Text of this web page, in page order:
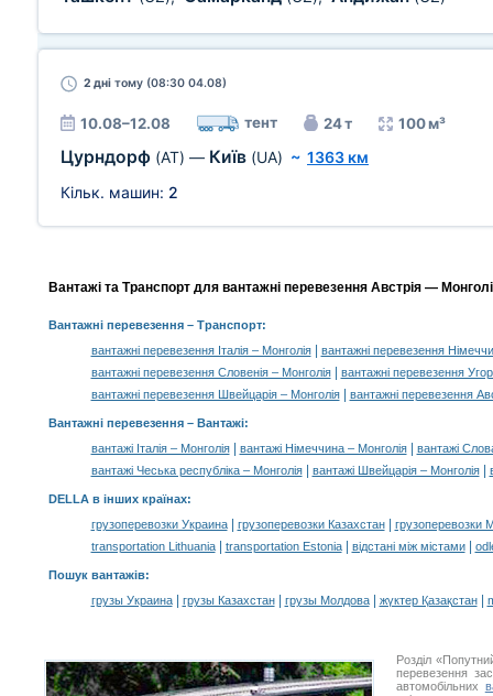
2 дні тому (08:30 04.08)
10.08–12.08 тент 24 т 100 м³
Цурндорф (AT) — Київ (UA) ~ 1363 км
Кільк. машин: 2
Вантажі та Транспорт для вантажні перевезення Австрія —
Вантажні перевезення– Транспорт:
вантажні перевезення Італія – Монголія|
вантажні перевезення
вантажні перевезення Словенія – Монголія|
вантажні перевезення
вантажні перевезення Швейцарія – Монголія| вантажні перевезення
Вантажні перевезення – Вантажі:
вантажі Італія – Монголія| вантажі Німеччина – Монголія|
вантажі
вантажі Чеська республіка – Монголія| вантажі Швейцарія – Монголія|
DELLA в інших країнах:
грузоперевозки Украина| грузоперевозки Казахстан|
грузоперевозки
transportation Lithuania| transportation Estonia| відстані між містами|
Пошук вантажів:
грузы Украина| грузы Казахстан| грузы Молдова| жүктер Қазақстан|
Розділ
перевезення
автомобільних